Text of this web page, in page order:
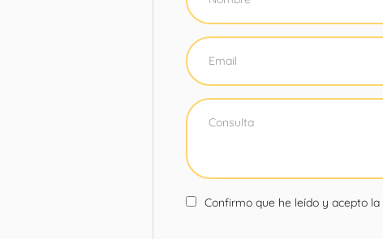
Confirmo que he leído y acepto la